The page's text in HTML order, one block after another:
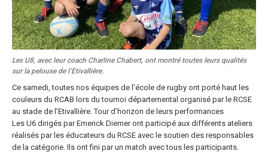
Les U8, avec leur coach Charline Chabert, ont montré toutes leurs qualités
sur la pelouse de l’Etivallière.
Ce samedi, toutes nos équipes de l’école de rugby ont porté haut les
couleurs du RCAB lors du tournoi départemental organisé par le RCSE
au stade de l’Etivallière. Tour d’horizon de leurs performances
Les U6 dirigés par Emerick Diemer ont participé aux différents ateliers
réalisés par les éducateurs du RCSE avec le soutien des responsables
de la catégorie. Ils ont fini par un match avec tous les participants.